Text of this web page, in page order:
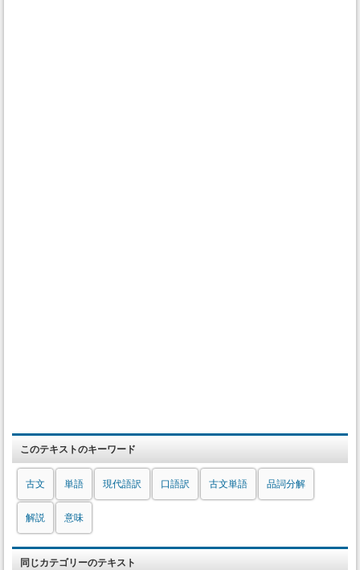
このテキストのキーワード
古文 単語 現代語訳 口語訳 古文単語 品詞分解
解説 意味
同じカテゴリーのテキスト